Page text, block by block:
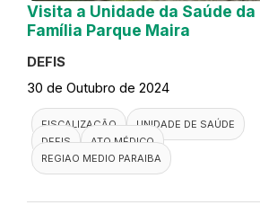
Visita a Unidade da Saúde da
Família Parque Maira
DEFIS
30 de Outubro de 2024
FISCALIZAÇÃO
UNIDADE DE SAÚDE
DEFIS
ATO MÉDICO
REGIAO MEDIO PARAIBA